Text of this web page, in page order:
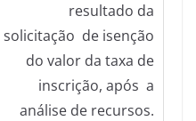
resultado da
solicitação de isenção
do valor da taxa de
inscrição, após a
análise de recursos.